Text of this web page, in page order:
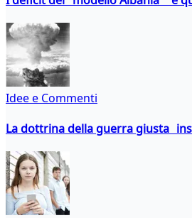
Idee e Commenti
La dottrina della guerra giusta